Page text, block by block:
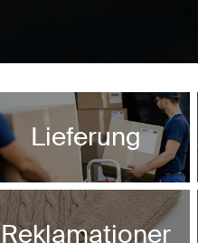
Lieferung
Reklamationer